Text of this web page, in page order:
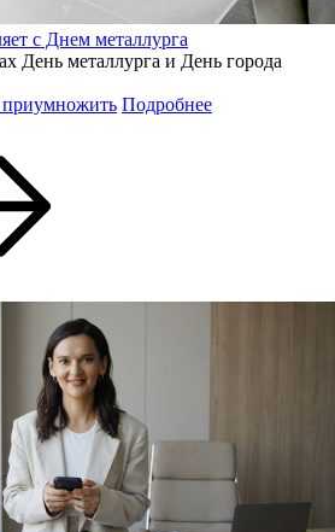
с Днем металлурга
День металлурга и День города
приумножить Подробнее